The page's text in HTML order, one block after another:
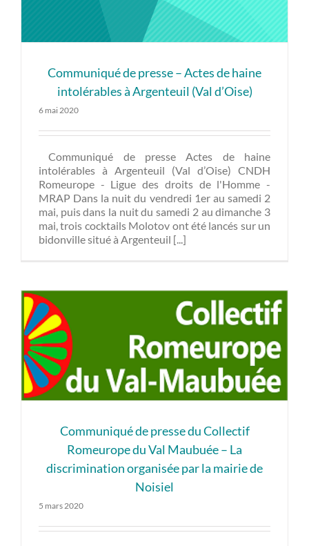
Communiqué de presse – Actes de haine
intolérables à Argenteuil (Val d’Oise)
6 mai 2020
Communiqué de presse Actes de haine
intolérables à Argenteuil (Val d’Oise) CNDH
Romeurope - Ligue des droits de l'Homme -
MRAP Dans la nuit du vendredi 1er au samedi 2
mai, puis dans la nuit du samedi 2 au dimanche 3
mai, trois cocktails Molotov ont été lancés sur un
bidonville situé à Argenteuil [...]
Communiqué de presse du Collectif
Romeurope du Val Maubuée – La
discrimination organisée par la mairie de
Noisiel
5 mars 2020